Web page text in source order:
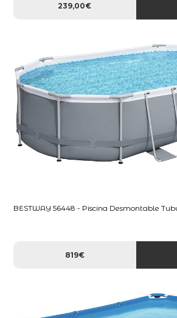
239,00€
BESTWAY 56448 - Piscina Desmontable
819€